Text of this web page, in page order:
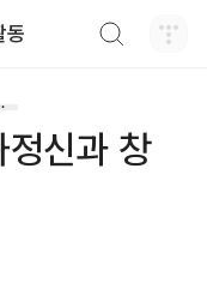
동
Way
신과 창